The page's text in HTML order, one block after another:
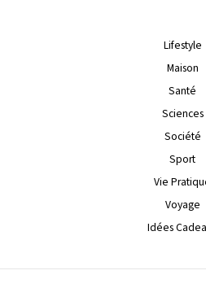
Lifestyle
Maison
Santé
Sciences
Société
Sport
Vie
Voyage
Idées